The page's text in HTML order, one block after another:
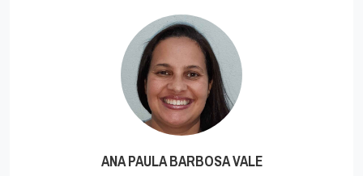
ANA PAULA BARBOSA VALE